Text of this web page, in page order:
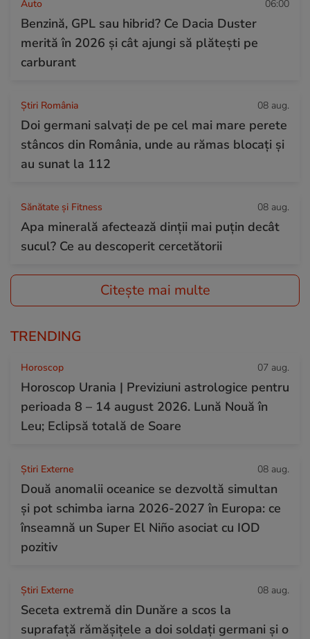
Auto 06:00
Benzină, GPL sau hibrid? Ce Dacia Duster
merită în 2026 și cât ajungi să plătești pe
carburant
Știri România 08 aug.
Doi germani salvați de pe cel mai mare perete
stâncos din România, unde au rămas blocați și
au sunat la 112
Sănătate și Fitness 08 aug.
Apa minerală afectează dinții mai puțin decât
sucul? Ce au descoperit cercetătorii
Citește mai multe
TRENDING
Horoscop 07 aug.
Horoscop Urania | Previziuni astrologice pentru
perioada 8 – 14 august 2026. Lună Nouă în
Leu; Eclipsă totală de Soare
Știri Externe 08 aug.
Două anomalii oceanice se dezvoltă simultan
și pot schimba iarna 2026-2027 în Europa: ce
înseamnă un Super El Niño asociat cu IOD
pozitiv
Știri Externe 08 aug.
Seceta extremă din Dunăre a scos la
suprafață rămășițele a doi soldați germani și o